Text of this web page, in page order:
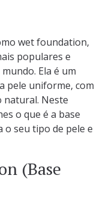
wet foundation,
populares e
Ela é um
pele uniforme, com
natural. Neste
o que é a base
o seu tipo de pele e
(Base